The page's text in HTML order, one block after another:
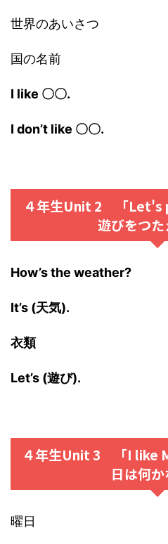
世界のあいさつ
国の名前
I like 〇〇.
I don’t like 〇〇.
４年生Unit 2 「
遊びをつた
How’s the weather?
It’s (天気).
衣類
Let’s (遊び).
４年生Unit 3 「I like
日は何か
曜日